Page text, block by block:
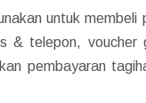
untuk membeli
& telepon, voucher
pembayaran